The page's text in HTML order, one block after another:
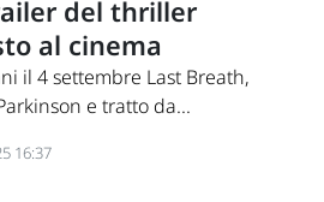
del thriller
al cinema
il 4 settembre Last Breath,
e tratto da...
16:37